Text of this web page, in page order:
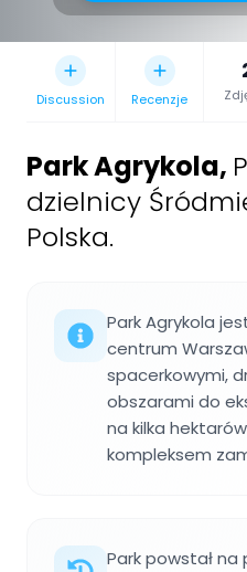
Discussion Recenzje
Park Agrykola,
dzielnicy
Polska.
Park Agrykola
centrum
spacerkowymi,
obszarami do
na kilka
kompleksem
Park powstał na